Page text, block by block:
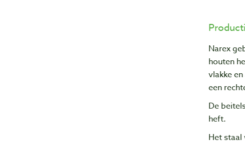
Narex
houten
vlakke
een
De
heft.
Het staal